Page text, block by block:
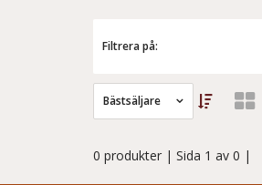
Filtrera på:
Bästsäljare
0 produkter | Sida 1 av 0 |